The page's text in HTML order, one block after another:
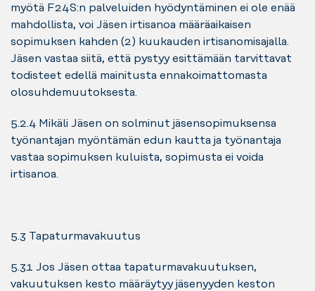
myötä F24S:n palveluiden hyödyntäminen ei ole enää
mahdollista, voi Jäsen irtisanoa määräaikaisen
sopimuksen kahden (2) kuukauden irtisanomisajalla.
Jäsen vastaa siitä, että pystyy esittämään tarvittavat
todisteet edellä mainitusta ennakoimattomasta
olosuhdemuutoksesta.
5.2.4 Mikäli Jäsen on solminut jäsensopimuksensa
työnantajan myöntämän edun kautta ja työnantaja
vastaa sopimuksen kuluista, sopimusta ei voida
irtisanoa.
5.3 Tapaturmavakuutus
5.3.1 Jos Jäsen ottaa tapaturmavakuutuksen,
vakuutuksen kesto määräytyy jäsenyyden keston